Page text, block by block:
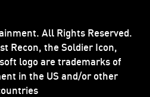
All Rights Reserved.
Recon, the Soldier Icon,
logo are trademarks of
in the US and/or other